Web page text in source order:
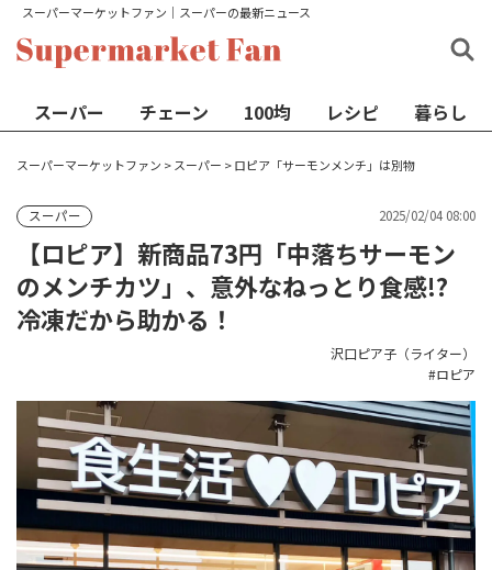
スーパーマーケットファン│スーパーの最新ニュース
スーパー チェーン 100均 レシピ 暮らし
スーパーマーケットファン > スーパー >ロピア「サーモンメンチ」は別物
スーパー 2025/02/04 08:00
【ロピア】新商品73円「中落ちサーモン
のメンチカツ」、意外なねっとり食感!?
冷凍だから助かる！
沢口ピア子（ライター）
ロピア